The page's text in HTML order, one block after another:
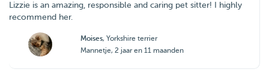
Lizzie is an amazing, responsible and caring pet sitter! I highly
recommend her.
Moises, Yorkshire terrier
Mannetje, 2 jaar en 11 maanden